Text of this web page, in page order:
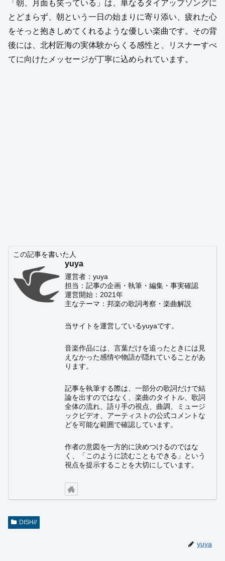
「朝、月面も笑っている」は、単なるタイアップソングに
とどまらず、朝という一日の始まりに寄り添い、疲れた心
をそっと抱きしめてくれるような優しい楽曲です。その背
後には、北村匠海の実体験からくる感性と、リスナーすべ
てに向けたメッセージが丁寧に込められています。
この記事を書いた人
yuya
運営者：yuya
担当：記事の企画・執筆・編集・事実確認
運営開始：2021年
主なテーマ：邦楽の歌詞考察・楽曲解説
当サイトを運営しているyuyaです。
音楽作品には、言葉だけを追ったときには見
えなかった感情や物語が隠れていることがあ
ります。
記事を執筆する際は、一部分の歌詞だけで結
論を出すのではなく、楽曲のタイトル、歌詞
全体の流れ、語り手の視点、曲調、ミュージ
ックビデオ、アーティストの公式コメントな
どを可能な範囲で確認しています。
作者の意図を一方的に決めつけるのではな
く、「このように読むこともできる」という
視点を提示することを大切にしています。
DISH//
yuya